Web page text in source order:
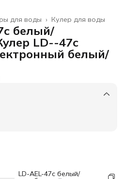
Кулер для воды
для воды ›
белый/
LD--47c
белый/
LD-AEL-47c белый/